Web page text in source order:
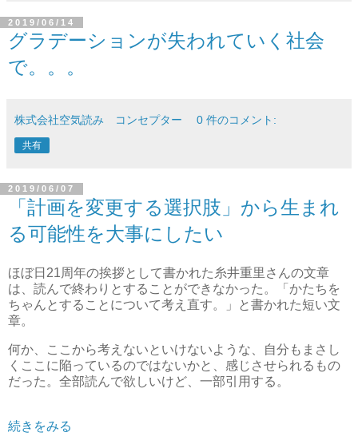
2019/06/14
グラデーションが失われていく社会
で。。。
株式会社空気読み コンセプター 0 件のコメント:
共有
2019/06/07
「計画を変更する選択肢」から生まれ
る可能性を大事にしたい
ほぼ日21周年の挨拶として書かれた糸井重里さんの文章
は、読んで終わりとすることができなかった。「かたちを
ちゃんとすることについて考え直す。」と書かれた短い文
章。
何か、ここから考えないといけないような、自分もまさし
くここに陥っているのではないかと、感じさせられるもの
だった。全部読んで欲しいけど、一部引用する。
続きをみる